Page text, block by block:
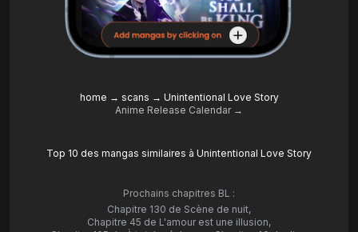
home → scans → Unintentional Love Story
Anime Release Calendar →
Top 10 des mangas similaires à Unintentional Love Story
Prochains chapitres BL :
Chapitre 130 de Scène de nuit,
Chapitre 45 de L'amour est une illusion,